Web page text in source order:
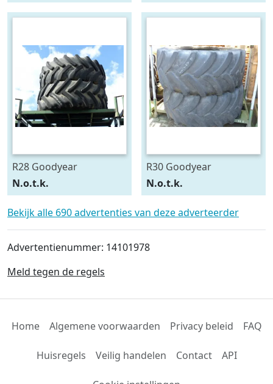
R28 Goodyear
540/75R28
N.o.t.k.
R30 Goodyear
600/70R30
N.o.t.k.
Bekijk alle 690 advertenties van deze adverteerder
Advertentienummer: 14101978
Meld tegen de regels
Home Algemene voorwaarden Privacy beleid FAQ
Huisregels Veilig handelen Contact API